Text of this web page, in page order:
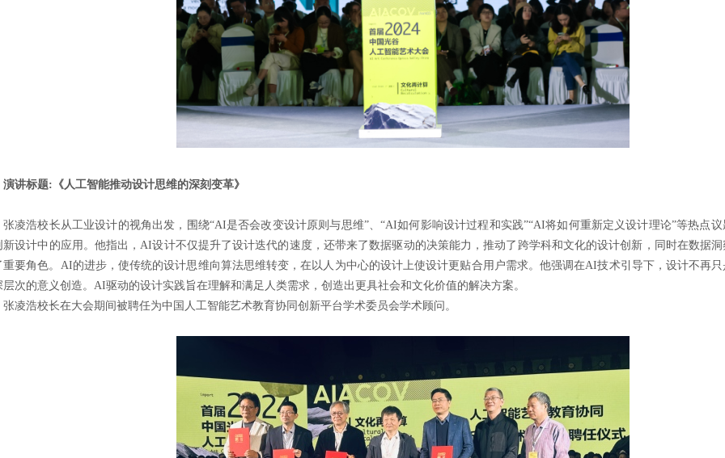
演讲标题:《人工智能推动设计思维的深刻变革》
张凌浩校长从工业设计的视角出发，围绕“AI是否会改变设计原则与思维”、“AI如何影响设计过程和实践”“AI将如何重新定义设计理论”等热点
新设计中的应用。他指出，AI设计不仅提升了设计迭代的速度，还带来了数据驱动的决策能力，推动了跨学科和文化的设计创新，同时在数据
重要角色。AI的进步，使传统的设计思维向算法思维转变，在以人为中心的设计上使设计更贴合用户需求。他强调在AI技术引导下，设计不再
层次的意义创造。AI驱动的设计实践旨在理解和满足人类需求，创造出更具社会和文化价值的解决方案。
张凌浩校长在大会期间被聘任为中国人工智能艺术教育协同创新平台学术委员会学术顾问。